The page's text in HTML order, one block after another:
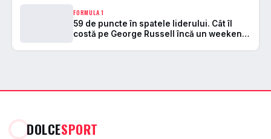
FORMULA 1
59 de puncte în spatele liderului. Cât îl
costă pe George Russell încă un weekend
DOLCESPORT